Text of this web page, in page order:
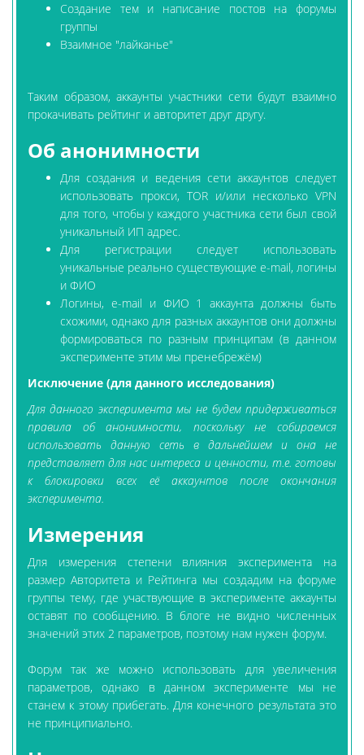
Создание тем и написание постов на форумы
группы
Взаимное "лайканье"
Таким образом, аккаунты участники сети будут взаимно
прокачивать рейтинг и авторитет друг другу.
Об анонимности
Для создания и ведения сети аккаунтов следует
использовать прокси, TOR и/или несколько VPN
для того, чтобы у каждого участника сети был свой
уникальный ИП адрес.
Для регистрации следует использовать
уникальные реально существующие e-mail, логины
и ФИО
Логины, e-mail и ФИО 1 аккаунта должны быть
схожими, однако для разных аккаунтов они должны
формироваться по разным принципам (в данном
эксперименте этим мы пренебрежём)
Исключение (для данного исследования)
Для данного эксперимента мы не будем придерживаться
правила об анонимности, поскольку не собираемся
использовать данную сеть в дальнейшем и она не
представляет для нас интереса и ценности, т.е. готовы
к блокировки всех её аккаунтов после окончания
эксперимента.
Измерения
Для измерения степени влияния эксперимента на
размер Авторитета и Рейтинга мы создадим на форуме
группы тему, где участвующие в эксперименте аккаунты
оставят по сообщению. В блоге не видно численных
значений этих 2 параметров, поэтому нам нужен форум.
Форум так же можно использовать для увеличения
параметров, однако в данном эксперименте мы не
станем к этому прибегать. Для конечного результата это
не принципиально.